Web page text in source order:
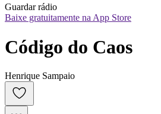
Guardar rádio
Baixe gratuitamente na App Store
Código do Caos
Henrique Sampaio